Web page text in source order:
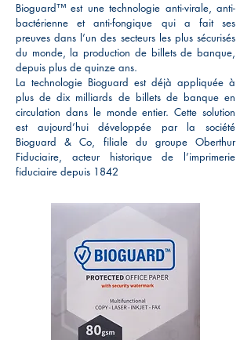
Bioguard™ est une technologie anti-virale, anti-
bactérienne et anti-fongique qui a fait ses
preuves dans l’un des secteurs les plus sécurisés
du monde, la production de billets de banque,
depuis plus de quinze ans.
La technologie Bioguard est déjà appliquée à
plus de dix milliards de billets de banque en
circulation dans le monde entier. Cette solution
est aujourd’hui développée par la société
Bioguard & Co, filiale du groupe Oberthur
Fiduciaire, acteur historique de l’imprimerie
fiduciaire depuis 1842